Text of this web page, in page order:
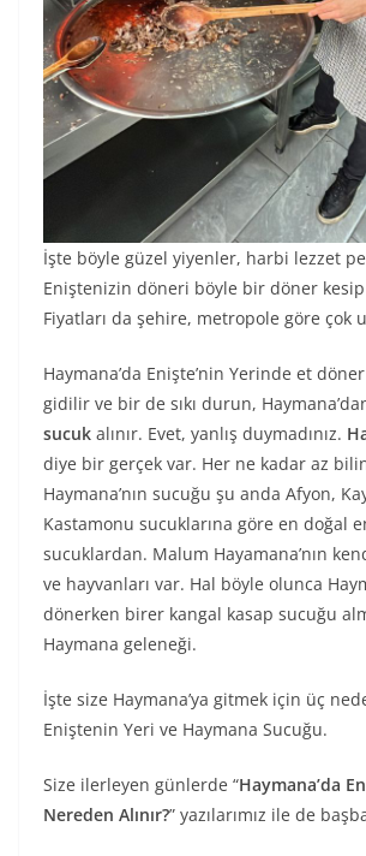
İşte böyle güzel yiyenler, harbi lezzet
Eniştenizin döneri böyle bir döner kesip
Fiyatları da şehire, metropole göre çok
Haymana’da Enişte’nin Yerinde et
gidilir ve bir de sıkı durun,
sucuk alınır. Evet, yanlış duymadınız.
diye bir gerçek var. Her ne kadar az
Haymana’nın sucuğu şu anda Afyon,
Kastamonu sucuklarına göre en doğal
sucuklardan. Malum Hayamana’nın
ve hayvanları var. Hal böyle olunca
dönerken birer kangal kasap sucuğu
Haymana geleneği.
İşte size Haymana’ya gitmek için üç
Eniştenin Yeri ve Haymana Sucuğu.
Size ilerleyen günlerde “Haymana’da
Nereden Alınır?” yazılarımız ile de